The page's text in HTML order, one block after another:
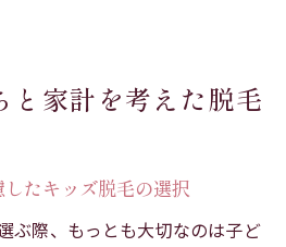
と家計を考えた脱毛
たキッズ脱毛の選択
ぶ際、もっとも大切なのは子ど